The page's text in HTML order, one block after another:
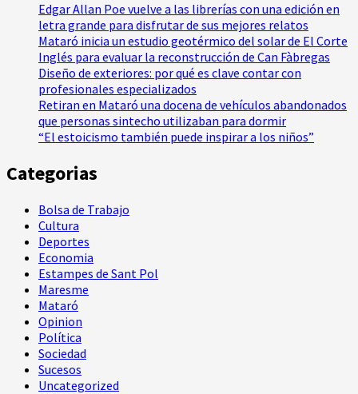
Edgar Allan Poe vuelve a las librerías con una edición en
letra grande para disfrutar de sus mejores relatos
Mataró inicia un estudio geotérmico del solar de El Corte
Inglés para evaluar la reconstrucción de Can Fàbregas
Diseño de exteriores: por qué es clave contar con
profesionales especializados
Retiran en Mataró una docena de vehículos abandonados
que personas sintecho utilizaban para dormir
“El estoicismo también puede inspirar a los niños”
Categorias
Bolsa de Trabajo
Cultura
Deportes
Economia
Estampes de Sant Pol
Maresme
Mataró
Opinion
Política
Sociedad
Sucesos
Uncategorized